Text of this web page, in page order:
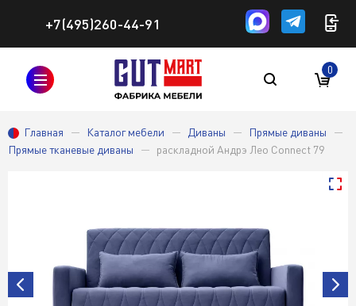
+7(495)260-44-91
0
Главная Каталог мебели Диваны
Прямые диваны
Прямые тканевые диваны
раскладной Андрэ Лео Connect 79